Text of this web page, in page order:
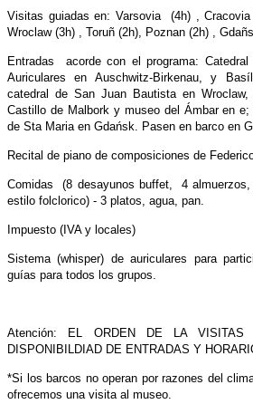
Visitas guiadas en: Varsovia (4h) , Cracovia
Wroclaw (3h) , Toruñ (2h), Poznan (2h) ,
Entradas acorde con el programa: Catedral
Auriculares en Auschwitz-Birkenau, y
catedral de San Juan Bautista en
Castillo de Malbork y museo del Ámbar en
de Sta Maria en Gdańsk. Pasen en barco en
Recital de piano de composiciones de
Comidas (8 desayunos buffet, 4
estilo folclorico) - 3 platos, agua, pan.
Impuesto (IVA y locales)
Sistema (whisper) de auriculares para
guías para todos los grupos.
Atención: EL ORDEN DE LA VISITAS
DISPONIBILDIAD DE ENTRADAS Y
*Si los barcos no operan por razones del
ofrecemos una visita al museo.